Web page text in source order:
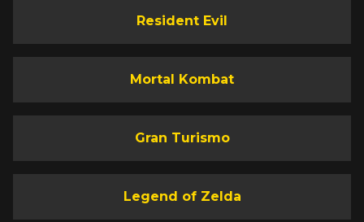
Resident Evil
Mortal Kombat
Gran Turismo
Legend of Zelda